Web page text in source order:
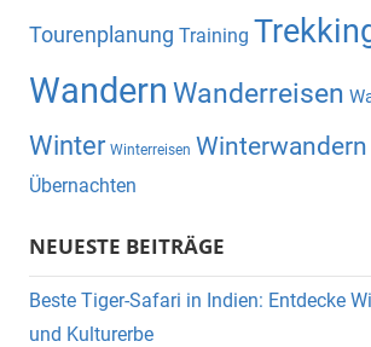
Tourenplanung Training
Wandern Wanderreisen
Winter Winterreisen Winterwandern
Übernachten
NEUESTE BEITRÄGE
Beste Tiger-Safari in Indien: Entdecke
und Kulturerbe